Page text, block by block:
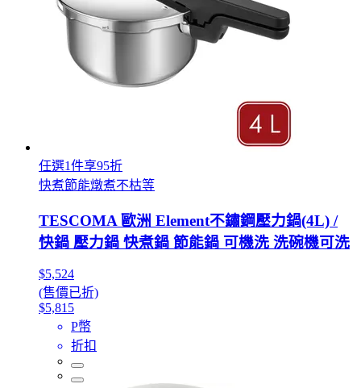
任選1件享95折
快煮節能燉煮不枯等
TESCOMA 歐洲 Element不鏽鋼壓力鍋(4L) /
快鍋 壓力鍋 快煮鍋 節能鍋 可機洗 洗碗機可洗
$5,524
(售價已折)
$5,815
P幣
折扣